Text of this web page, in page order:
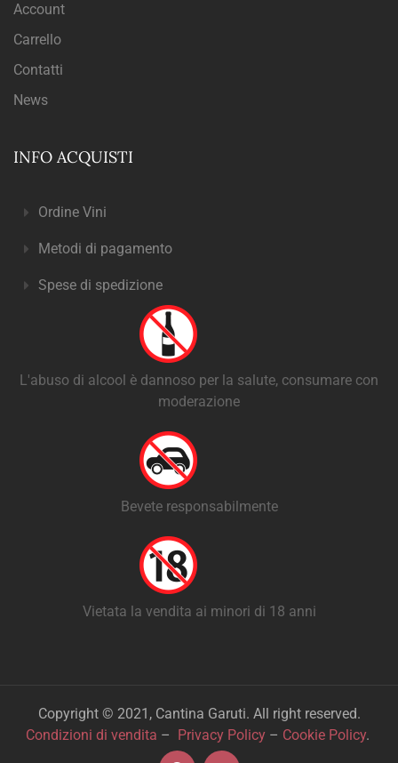
Account
Carrello
Contatti
News
INFO ACQUISTI
Ordine Vini
Metodi di pagamento
Spese di spedizione
L'abuso di alcool è dannoso per la salute, consumare con
moderazione
Bevete responsabilmente
Vietata la vendita ai minori di 18 anni
Copyright © 2021, Cantina Garuti. All right reserved.
Condizioni di vendita – Privacy Policy– Cookie Policy.